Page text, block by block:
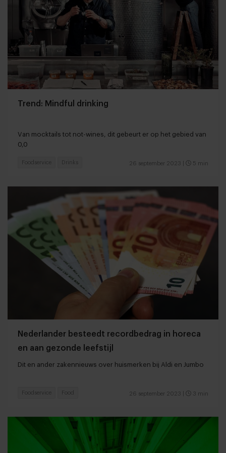
Trend: Mindful drinking
Van mocktails tot not-wines, dit gebeurt er op het gebied van
0,0
26 september 2023 5 min
Foodservice Drinks
Nederlander besteedt recordbedrag in horeca
en aan gezonde leefstijl
Dit en ander zakennieuws over huismerken bij Aldi en Jumbo
26 september 2023 3 min
Foodservice Food